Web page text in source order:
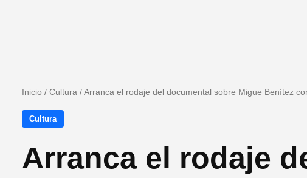
Inicio / Cultura /Arranca el rodaje del documental sobre Migue Benítez
Cultura
Arranca el rodaje